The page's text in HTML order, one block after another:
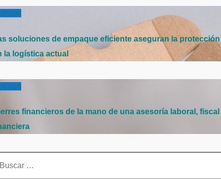
soluciones de empaque eficiente aseguran la protección
la logística actual
financieros de la mano de una asesoría laboral, fiscal